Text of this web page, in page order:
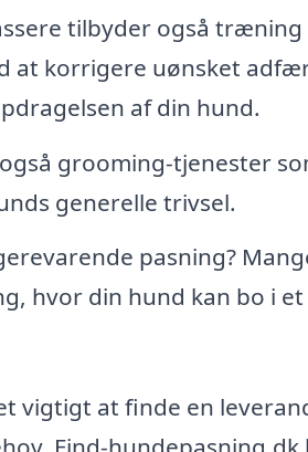
tilbyder også træning
at korrigere uønsket
af din hund.
grooming-tjenester
generelle trivsel.
pasning?
hvor din hund kan bo i
vigtigt at finde en